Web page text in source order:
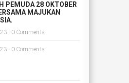
PEMUDA 28 OKTOBER
MAJUKAN
- 0 Comments
- 0 Comments